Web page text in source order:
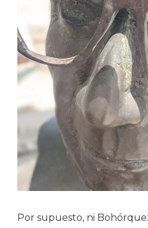
Por supuesto, ni